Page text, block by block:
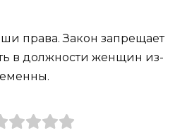
права. Закон запрещает
в должности женщин из-